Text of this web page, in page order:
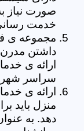
صورت نیاز
خدمت
مجموعه ی
داشتن مدرن
ارائه ی
سراسر شهر
ارائه ی
منزل باید
دهد. به